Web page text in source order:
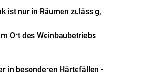
ist nur in Räumen zulässig,
Ort des Weinbaubetriebs
in besonderen Härtefällen -